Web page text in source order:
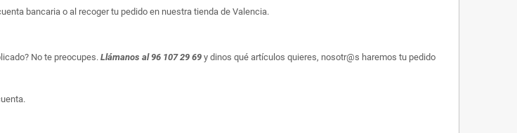
bancaria o al recoger tu pedido en nuestra tienda de Valencia.
No te preocupes. Llámanos al 96 107 29 69 y dinos qué artículos quieres, nosotr@s haremos tu pedido